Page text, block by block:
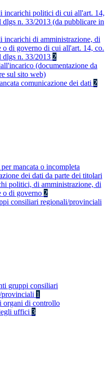
incarichi politici di cui all'art. 14,
dlgs n. 33/2013 (da pubblicare in
incarichi di amministrazione, di
o di governo di cui all'art. 14, co.
dlgs n. 33/2013 2
(documentazione da
sul sito web)
comunicazione dei dati 2
mancata o incompleta
dei dati da parte dei titolari
politici, di amministrazione, di
o di governo 2
consiliari regionali/provinciali
gruppi consiliari
1
organi di controllo
uffici 3